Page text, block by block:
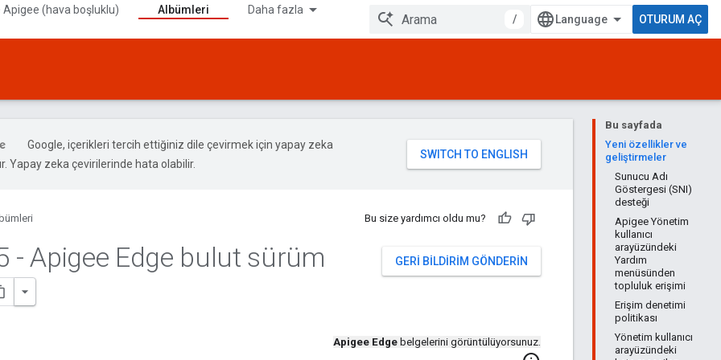
Apigee (hava boşluklu) Albümleri Daha fazla
/ OTURUM AÇ
Bu sayfada
Yeni özellikler ve
geliştirmeler
Sunucu Adı
Göstergesi (SNI)
desteği
Apigee Yönetim
kullanıcı
arayüzündeki
Yardım
menüsünden
topluluk erişimi
Erişim denetimi
politikası
Yönetim kullanıcı
arayüzündeki
Google, içerikleri tercih ettiğiniz dile çevirmek için yapay zeka
Yapay zeka çevirilerinde hata olabilir.
Bu size yardımcı oldu mu?
GERI BILDIRIM GÖNDERIN
- Apigee Edge bulut sürüm
Apigee Edge belgelerini görüntülüyorsunuz.